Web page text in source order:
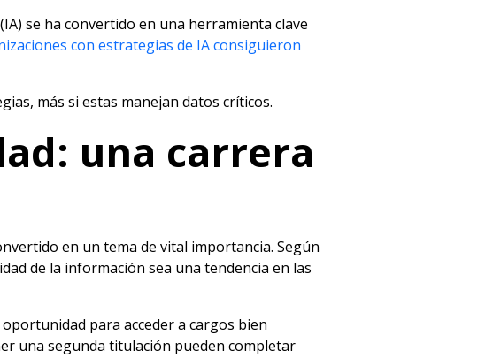
se ha convertido en una herramienta clave
con estrategias de IA consiguieron
más si estas manejan datos críticos.
una carrera
en un tema de vital importancia. Según
de la información sea una tendencia en las
para acceder a cargos bien
una segunda titulación pueden completar